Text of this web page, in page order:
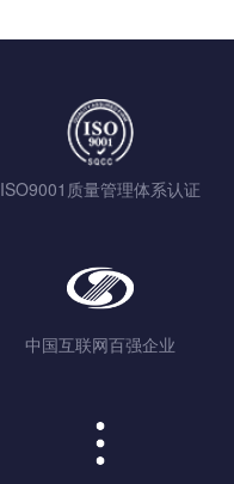
ISO9001质量管理体系认证
中国互联网百强企业